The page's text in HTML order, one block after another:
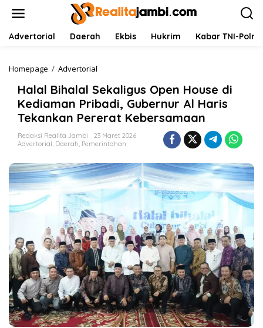
Advertorial Daerah Ekbis Hukrim Kabar TNI-Polri
Homepage / Advertorial
l
a
l
B
i
h
l
a
l
e
k
a
l
i
g
u
s
O
p
e
n
Halal Bihalal Sekaligus Open House di
Kediaman Pribadi, Gubernur Al Haris
Tekankan Pererat Kebersamaan
Redaksi Realita Jambi
23 Maret 2026
Advertorial, Daerah, Pemerintahan